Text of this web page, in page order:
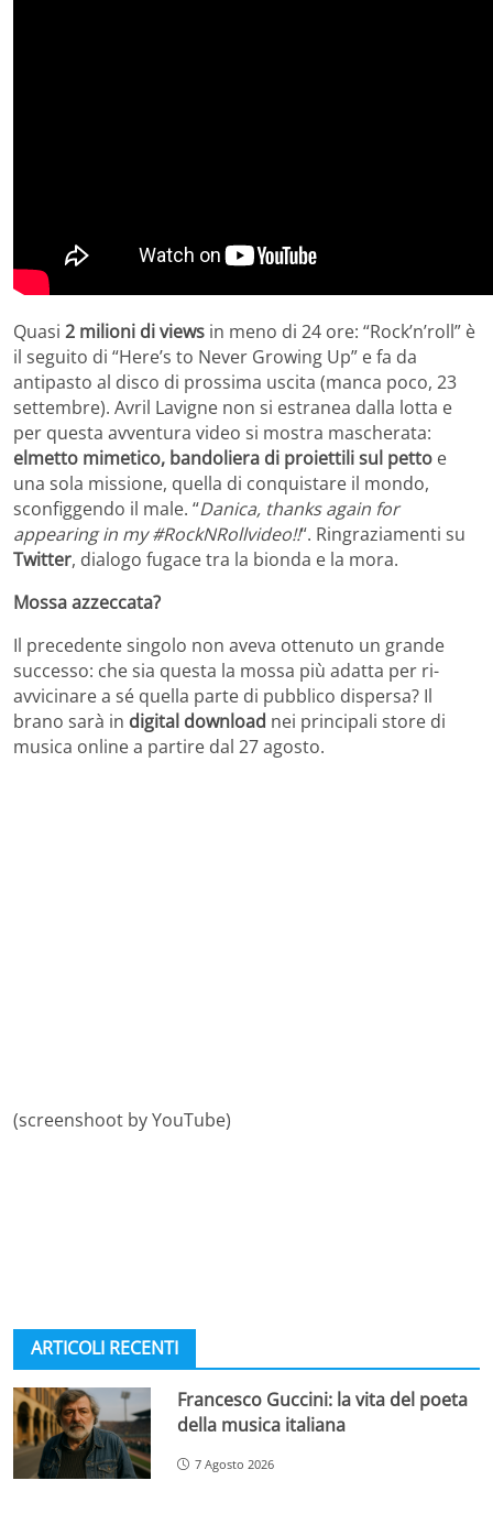
Quasi 2 milioni di views in meno di 24 ore: “Rock’n’roll” è
il seguito di “Here’s to Never Growing Up” e fa da
antipasto al disco di prossima uscita (manca poco, 23
settembre). Avril Lavigne non si estranea dalla lotta e
per questa avventura video si mostra mascherata:
elmetto mimetico, bandoliera di proiettili sul petto e
una sola missione, quella di conquistare il mondo,
sconfiggendo il male. “Danica, thanks again for
appearing in my #RockNRollvideo!!“. Ringraziamenti su
Twitter, dialogo fugace tra la bionda e la mora.
Mossa azzeccata?
Il precedente singolo non aveva ottenuto un grande
successo: che sia questa la mossa più adatta per ri-
avvicinare a sé quella parte di pubblico dispersa? Il
brano sarà in digital download nei principali store di
musica online a partire dal 27 agosto.
(screenshoot by YouTube)
ARTICOLI RECENTI
Francesco Guccini: la vita del poeta
della musica italiana
7 Agosto 2026